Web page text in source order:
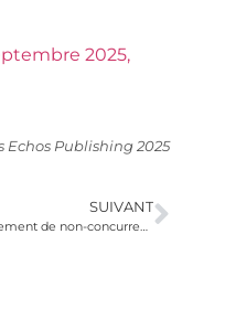
2025,
Echos Publishing 2025
SUIVANT
Engagement de non-concurrence pris par le cédant d’une société devenu salarié